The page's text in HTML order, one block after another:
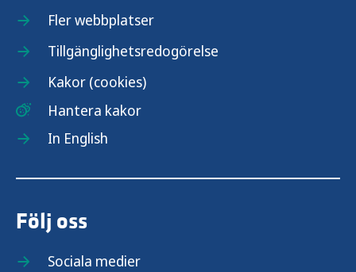
Fler webbplatser
Tillgänglighetsredogörelse
Kakor (cookies)
Hantera kakor
In English
Följ oss
Sociala medier